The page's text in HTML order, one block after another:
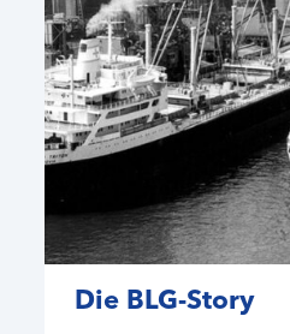
Die BLG-Story